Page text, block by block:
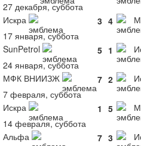
27 декабря, суббота
Искра
3 4
17 января, суббота
SunPetrol
5 1
24 января, суббота
МФК ВНИИЗЖ
7 2
7 февраля, суббота
Искра
1 5
14 февраля, суббота
Альфа
7 3